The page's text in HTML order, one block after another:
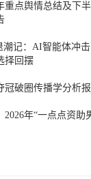
重点舆情总结及下
潮记：AI智能体冲
择回摆
冠破圈传播学分析
2026年“一点点资助